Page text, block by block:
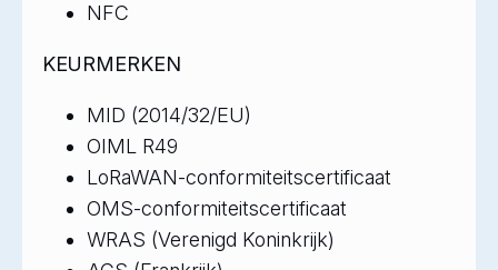
NFC
KEURMERKEN
MID (2014/32/EU)
OIML R49
LoRaWAN-conformiteitscertificaat
OMS-conformiteitscertificaat
WRAS (Verenigd Koninkrijk)